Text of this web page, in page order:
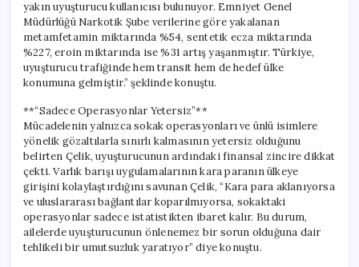
yakın uyuşturucu kullanıcısı bulunuyor. Emniyet Genel
Müdürlüğü Narkotik Şube verilerine göre yakalanan
metamfetamin miktarında %54, sentetik ecza miktarında
%227, eroin miktarında ise %31 artış yaşanmıştır. Türkiye,
uyuşturucu trafiğinde hem transit hem de hedef ülke
konumuna gelmiştir.” şeklinde konuştu.
**“Sadece Operasyonlar Yetersiz”**
Mücadelenin yalnızca sokak operasyonları ve ünlü isimlere
yönelik gözaltılarla sınırlı kalmasının yetersiz olduğunu
belirten Çelik, uyuşturucunun ardındaki finansal zincire dikkat
çekti. Varlık barışı uygulamalarının kara paranın ülkeye
girişini kolaylaştırdığını savunan Çelik, “Kara para aklanıyorsa
ve uluslararası bağlantılar koparılmıyorsa, sokaktaki
operasyonlar sadece istatistikten ibaret kalır. Bu durum,
ailelerde uyuşturucunun önlenemez bir sorun olduğuna dair
tehlikeli bir umutsuzluk yaratıyor” diye konuştu.